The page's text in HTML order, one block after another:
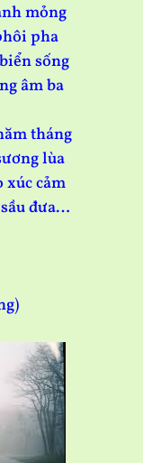
mỏng
pha
sống
âm ba
tháng
lùa
xúc cảm
đưa…